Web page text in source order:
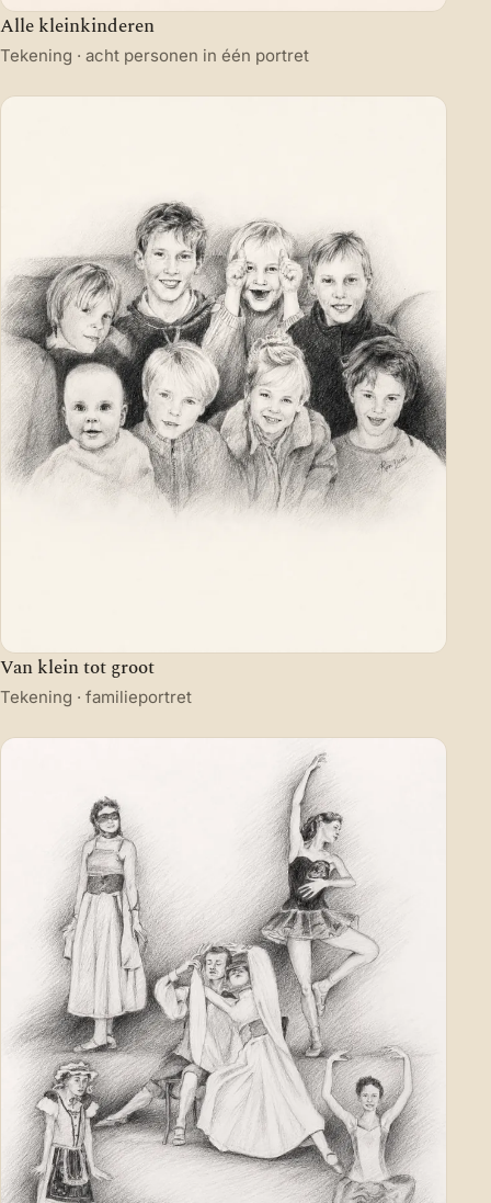
Alle kleinkinderen
Tekening · acht personen in één portret
Van klein tot groot
Tekening · familieportret